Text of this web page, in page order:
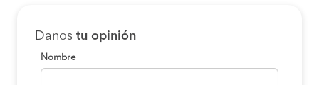
Danos tu opinión
Nombre